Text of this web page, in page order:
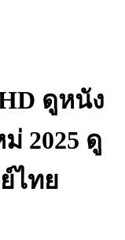
ดูหนัง
2025 ดู
ไทย